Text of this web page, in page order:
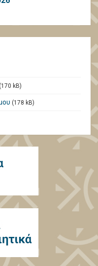
(170 kB)
(178 kB)